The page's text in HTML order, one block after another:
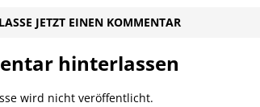
JETZT EINEN KOMMENTAR
hinterlassen
wird nicht veröffentlicht.